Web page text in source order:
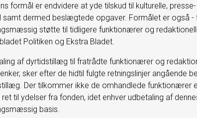
formål er endvidere at yde tilskud til kulturelle,
samt der­med beslægtede opgaver. Formålet er også -
støtte til tidligere funktionærer og
Politiken og Ekstra Bladet.
af dyrtidstillæg til fratrådte funktionærer og
sker efter de hidtil fulgte retningslinjer angående
Der tilkommer ikke de omhandlede funktionærer
ret til ydelser fra fonden, idet enhver udbe­taling af
basis.